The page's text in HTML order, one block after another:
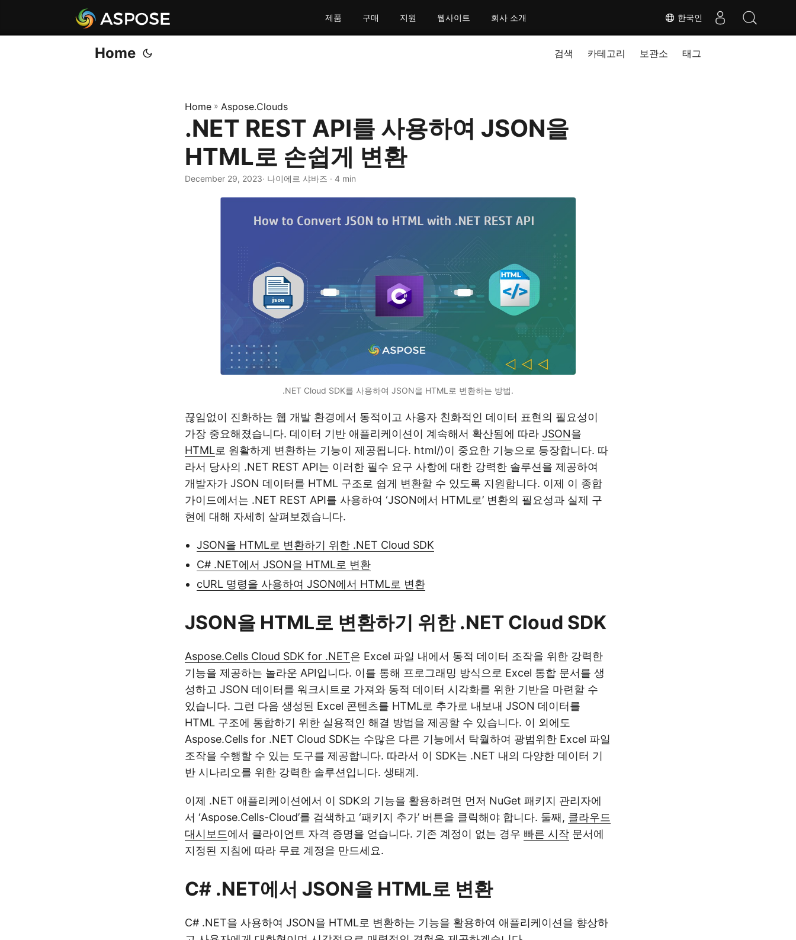
한국인
제품 구매 지원 웹사이트 회사 소개
Home 검색 카테고리 보관소 태그
Home » Aspose.Clouds
.NET REST API를 사용하여 JSON을
HTML로 손쉽게 변환
December 29, 2023· 나이에르 샤바즈 · 4 min
.NET Cloud SDK를 사용하여 JSON을 HTML로 변환하는 방법.
끊임없이 진화하는 웹 개발 환경에서 동적이고 사용자 친화적인 데이터 표현의 필요성이
가장 중요해졌습니다. 데이터 기반 애플리케이션이 계속해서 확산됨에 따라 JSON을
HTML로 원활하게 변환하는 기능이 제공됩니다. html/)이 중요한 기능으로 등장합니다. 따
라서 당사의 .NET REST API는 이러한 필수 요구 사항에 대한 강력한 솔루션을 제공하여
개발자가 JSON 데이터를 HTML 구조로 쉽게 변환할 수 있도록 지원합니다. 이제 이 종합
가이드에서는 .NET REST API를 사용하여 ‘JSON에서 HTML로’ 변환의 필요성과 실제 구
현에 대해 자세히 살펴보겠습니다.
JSON을 HTML로 변환하기 위한 .NET Cloud SDK
C# .NET에서 JSON을 HTML로 변환
cURL 명령을 사용하여 JSON에서 HTML로 변환
JSON을 HTML로 변환하기 위한 .NET Cloud SDK
Aspose.Cells Cloud SDK for .NET은 Excel 파일 내에서 동적 데이터 조작을 위한 강력한
기능을 제공하는 놀라운 API입니다. 이를 통해 프로그래밍 방식으로 Excel 통합 문서를 생
성하고 JSON 데이터를 워크시트로 가져와 동적 데이터 시각화를 위한 기반을 마련할 수
있습니다. 그런 다음 생성된 Excel 콘텐츠를 HTML로 추가로 내보내 JSON 데이터를
HTML 구조에 통합하기 위한 실용적인 해결 방법을 제공할 수 있습니다. 이 외에도
Aspose.Cells for .NET Cloud SDK는 수많은 다른 기능에서 탁월하여 광범위한 Excel 파일
조작을 수행할 수 있는 도구를 제공합니다. 따라서 이 SDK는 .NET 내의 다양한 데이터 기
반 시나리오를 위한 강력한 솔루션입니다. 생태계.
이제 .NET 애플리케이션에서 이 SDK의 기능을 활용하려면 먼저 NuGet 패키지 관리자에
서 ‘Aspose.Cells-Cloud’를 검색하고 ‘패키지 추가’ 버튼을 클릭해야 합니다. 둘째, 클라우드
대시보드에서 클라이언트 자격 증명을 얻습니다. 기존 계정이 없는 경우 빠른 시작 문서에
지정된 지침에 따라 무료 계정을 만드세요.
C# .NET에서 JSON을 HTML로 변환
C# .NET을 사용하여 JSON을 HTML로 변환하는 기능을 활용하여 애플리케이션을 향상하